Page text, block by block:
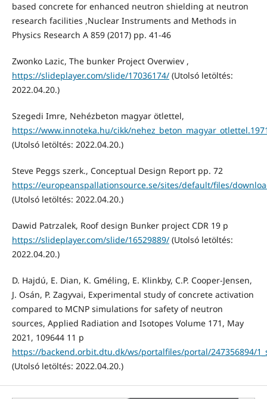
based concrete for enhanced neutron shielding at neutron
research facilities ,Nuclear Instruments and Methods in
Physics Research A 859 (2017) pp. 41-46
Zwonko Lazic, The bunker Project Overwiev ,
https://slideplayer.com/slide/17036174/(Utolsó letöltés:
2022.04.20.)
Szegedi Imre, Nehézbeton magyar ötlettel,
https://www.innoteka.hu/cikk/
(Utolsó letöltés: 2022.04.20.)
Steve Peggs szerk., Conceptual Design Report pp. 72
https://europeanspallationsource.se/sites/default/files/
(Utolsó letöltés: 2022.04.20.)
Dawid Patrzalek, Roof design Bunker project CDR 19 p
https://slideplayer.com/slide/16529889/(Utolsó letöltés:
2022.04.20.)
D. Hajdú, E. Dian, K. Gméling, E. Klinkby, C.P. Cooper-Jensen,
J. Osán, P. Zagyvai, Experimental study of concrete activation
compared to MCNP simulations for safety of neutron
sources, Applied Radiation and Isotopes Volume 171, May
2021, 109644 11 p
https://backend.orbit.dtu.dk/ws/portalfiles/portal/247356894/
(Utolsó letöltés: 2022.04.20.)